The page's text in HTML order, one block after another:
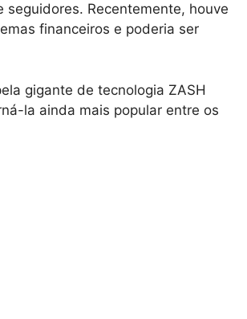
Recentemente, houve
financeiros e poderia ser
gigante de tecnologia ZASH
la ainda mais popular entre os